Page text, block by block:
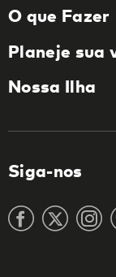
O que Fazer
Planeje sua
Nossa Ilha
Siga-nos